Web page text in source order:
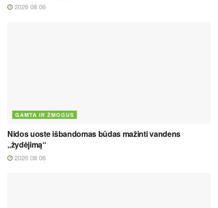
2026 08 06
GAMTA IR ŽMOGUS
Nidos uoste išbandomas būdas mažinti vandens
„žydėjimą“
2026 08 06